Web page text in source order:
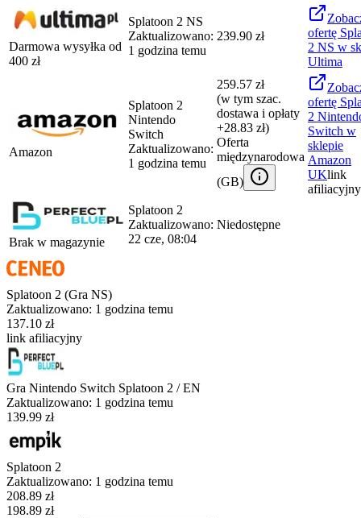
Darmowa wysyłka od
400 zł
Splatoon 2 NS
Zaktualizowano:
1 godzina temu
239.90 zł
ofertę
2 NS w
Ultima
Amazon
Splatoon 2
Nintendo
Switch
Zaktualizowano:
1 godzina temu
259.57 zł
(w tym szac.
dostawa i opłaty
+28.83 zł)
Oferta
międzynarodowa
(GB)
ofertę
2
Switch w
sklepie
Amazon
UKlink
afiliacyjny
Brak w magazynie
Splatoon 2
Zaktualizowano:
22 cze, 08:04
Niedostępne
Splatoon 2 (Gra NS)
Zaktualizowano: 1 godzina temu
137.10 zł
link afiliacyjny
Gra Nintendo Switch Splatoon 2 / EN
Zaktualizowano: 1 godzina temu
139.99 zł
Splatoon 2
Zaktualizowano: 1 godzina temu
208.89 zł
198.89 zł